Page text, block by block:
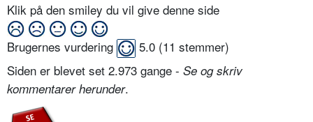
Klik på den smiley du vil give denne side
Brugernes vurdering 5.0 (11 stemmer)
Siden er blevet set 2.973 gange - Se og skriv
kommentarer herunder.